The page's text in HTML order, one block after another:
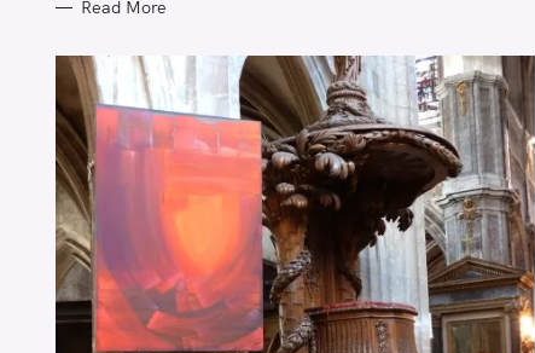
Read More
r
c
h
r
: